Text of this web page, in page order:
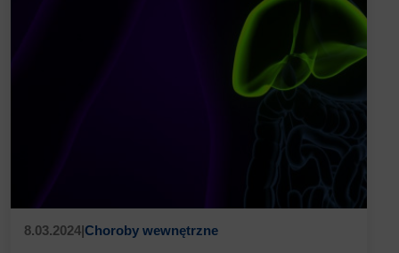
8.03.2024|Choroby wewnętrzne